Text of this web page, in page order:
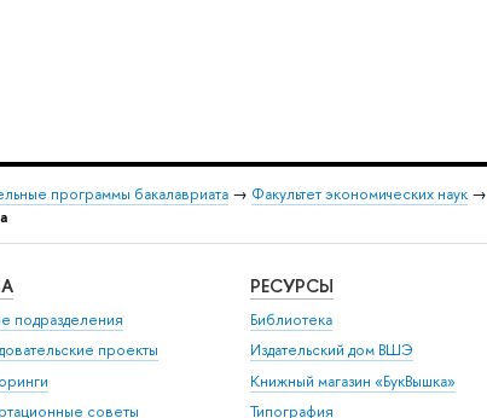
программы бакалавриата→ Факультет экономических наук→
подразделения
проекты
советы
РЕСУРСЫ
Библиотека
Издательский дом ВШЭ
Книжный магазин «БукВышка»
Типография